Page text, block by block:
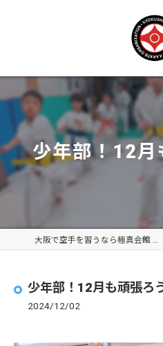
少年部！12月
大阪で空手を習うなら極真会館 大阪布施支部
少年部！12月も頑張ろ
2024/12/02